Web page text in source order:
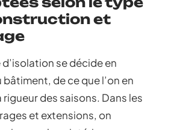
et
se décide en
de ce que l’on en
des saisons. Dans les
et extensions, on